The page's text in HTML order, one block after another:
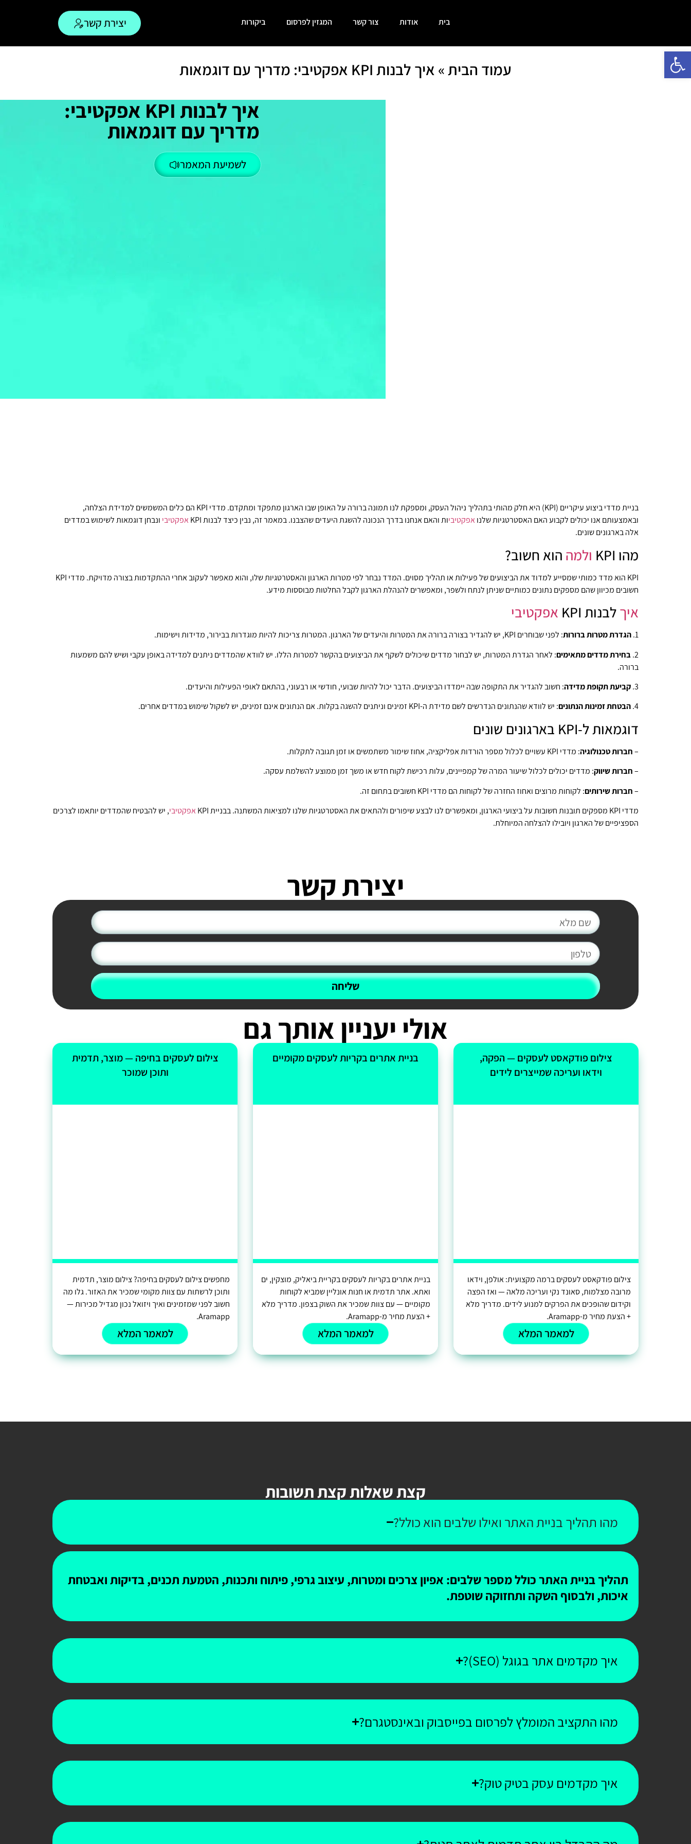
בית אודות צור קשר המגזין לפרסום ביקורות יצירת קשר
עמוד הבית» איך לבנות KPI אפקטיבי: מדריך עם דוגמאות
איך לבנות KPI אפקטיבי:
מדריך עם דוגמאות
לשמיעת המאמר
בניית מדדי ביצוע עיקריים (KPI) היא חלק מהותי בתהליך ניהול העסק, ומספקת לנו תמונה ברורה על האופן שבו הארגון מתפקד ומתקדם. מדדי KPI הם כלים המשמשים למדידת הצלחה,
ובאמצעותם אנו יכולים לקבוע האם האסטרטגיות שלנואפקטיביות והאם אנחנו בדרך הנכונה להשגת היעדים שהצבנו. במאמר זה, נבין כיצד לבנות KPI אפקטיבי ונבחן דוגמאות לשימוש במדדים
אלה בארגונים שונים.
מהו KPI ולמה הוא חשוב?
KPI הוא מדד כמותי שמסייע למדוד את הביצועים של פעילות או תהליך מסוים. המדד נבחר לפי מטרות הארגון והאסטרטגיות שלו, והוא מאפשר לעקוב אחרי ההתקדמות בצורה מדויקת. מדדי KPI
חשובים מכיוון שהם מספקים נתונים כמותיים שניתן לנתח ולשפר, ומאפשרים להנהלת הארגון לקבל החלטות מבוססות מידע.
איךלבנות KPI אפקטיבי
1. הגדרת מטרות ברורות: לפני שבוחרים KPI, יש להגדיר בצורה ברורה את המטרות והיעדים של הארגון. המטרות צריכות להיות מוגדרות בבירור, מדידות וישימות.
2. בחירת מדדים מתאימים: לאחר הגדרת המטרות, יש לבחור מדדים שיכולים לשקף את הביצועים בהקשר למטרות הללו. יש לוודא שהמדדים ניתנים למדידה באופן עקבי ושיש להם משמעות
ברורה.
3. קביעת תקופת מדידה: חשוב להגדיר את התקופה שבה יימדדו הביצועים. הדבר יכול להיות שבועי, חודשי או רבעוני, בהתאם לאופי הפעילות והיעדים.
4. הבטחת זמינות הנתונים: יש לוודא שהנתונים הנדרשים לשם מדידת ה-KPI זמינים וניתנים להשגה בקלות. אם הנתונים אינם זמינים, יש לשקול שימוש במדדים אחרים.
דוגמאות ל-KPI בארגונים שונים
–חברות טכנולוגיה: מדדי KPI עשויים לכלול מספר הורדות אפליקציה, אחוז שימור משתמשים או זמן תגובה לתקלות.
–חברות שיווק: מדדים יכולים לכלול שיעור המרה של קמפיינים, עלות רכישת לקוח חדש או משך זמן ממוצע להשלמת עסקה.
–חברות שירותים: לקוחות מרוצים ואחוז החזרה של לקוחות הם מדדי KPI חשובים בתחום זה.
מדדי KPI מספקים תובנות חשובות על ביצועי הארגון, ומאפשרים לנו לבצע שיפורים ולהתאים את האסטרטגיות שלנו למציאות המשתנה. בבניית KPI
אפקטיבי, יש להבטיח שהמדדים יותאמו לצרכים
הספציפיים של הארגון ויובילו להצלחה המיוחלת.
יצירת קשר
שליחה
אולי יעניין אותך גם
צילום פודקאסט לעסקים — הפקה,
וידאו ועריכה שמייצרים לידים
צילום פודקאסט לעסקים ברמה מקצועית: אולפן, וידאו
מרובה מצלמות, סאונד נקי ועריכה מלאה — ואז הפצה
וקידום שהופכים את הפרקים למנוע לידים. מדריך מלא
+ הצעת מחיר מ-Aramapp.
למאמר המלא
בניית אתרים בקריות לעסקים מקומיים
בניית אתרים בקריות לעסקים בקריית ביאליק, מוצקין, ים
ואתא. אתר תדמית או חנות אונליין שמביא לקוחות
מקומיים — עם צוות שמכיר את השוק בצפון. מדריך מלא
+ הצעת מחיר מ-Aramapp.
למאמר המלא
צילום לעסקים בחיפה — מוצר, תדמית
ותוכן שמוכר
מחפשים צילום לעסקים בחיפה? צילום מוצר, תדמית
ותוכן לרשתות עם צוות מקומי שמכיר את האזור. גלו מה
חשוב לפני שמזמינים ואיך ויזואל נכון מגדיל מכירות —
Aramapp.
למאמר המלא
קצת שאלות קצת תשובות
מהו תהליך בניית האתר ואילו שלבים הוא כולל?
תהליך בניית האתר כולל מספר שלבים: אפיון צרכים ומטרות, עיצוב גרפי, פיתוח ותכנות, הטמעת תכנים, בדיקות ואבטחת
איכות, ולבסוף השקה ותחזוקה שוטפת.
איך מקדמים אתר בגוגל (SEO)?
מהו התקציב המומלץ לפרסום בפייסבוק ובאינסטגרם?
איך מקדמים עסק בטיק טוק?
פתח סרגל נגישות